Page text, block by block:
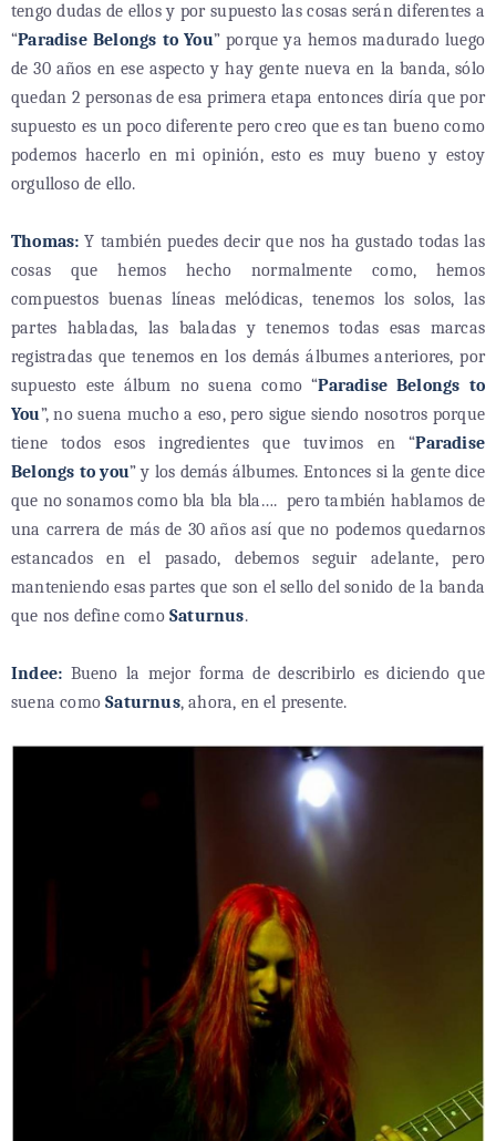
tengo dudas de ellos y por supuesto las cosas serán diferentes a
“Paradise Belongs to You” porque ya hemos madurado luego
de 30 años en ese aspecto y hay gente nueva en la banda, sólo
quedan 2 personas de esa primera etapa entonces diría que por
supuesto es un poco diferente pero creo que es tan bueno como
podemos hacerlo en mi opinión, esto es muy bueno y estoy
orgulloso de ello.
Thomas: Y también puedes decir que nos ha gustado todas las
cosas que hemos hecho normalmente como, hemos
compuestos buenas líneas melódicas, tenemos los solos, las
partes habladas, las baladas y tenemos todas esas marcas
registradas que tenemos en los demás álbumes anteriores, por
supuesto este álbum no suena como “Paradise Belongs to
You”, no suena mucho a eso, pero sigue siendo nosotros porque
tiene todos esos ingredientes que tuvimos en “Paradise
Belongs to you” y los demás álbumes. Entonces si la gente dice
que no sonamos como bla bla bla…. pero también hablamos de
una carrera de más de 30 años así que no podemos quedarnos
estancados en el pasado, debemos seguir adelante, pero
manteniendo esas partes que son el sello del sonido de la banda
que nos define como Saturnus.
Indee: Bueno la mejor forma de describirlo es diciendo que
suena comoSaturnus, ahora, en el presente.